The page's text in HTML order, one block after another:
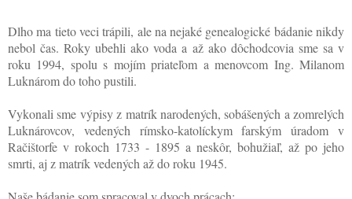
Dlho ma tieto veci trápili, ale na nejaké genealogické bádanie nikdy
nebol čas. Roky ubehli ako voda a až ako dôchodcovia sme sa v
roku 1994, spolu s mojím priateľom a menovcom Ing. Milanom
Luknárom do toho pustili.
Vykonali sme výpisy z matrík narodených, sobášených a zomrelých
Luknárovcov, vedených rímsko-katolíckym farským úradom v
Račištorfe v rokoch 1733 - 1895 a neskôr, bohužiaľ, až po jeho
smrti, aj z matrík vedených až do roku 1945.